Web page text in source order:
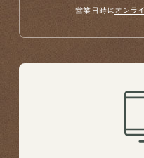
営業日時はオンラ